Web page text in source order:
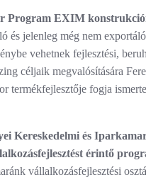
Program EXIM
és jelenleg még nem exportáló
vehetnek fejlesztési,
céljaik megvalósítására
termékfejlesztője fogja
Kereskedelmi és
érintő
vállalkozásfejlesztési